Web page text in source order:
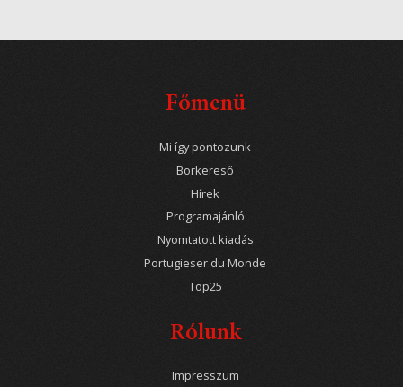
Főmenü
Mi így pontozunk
Borkereső
Hírek
Programajánló
Nyomtatott kiadás
Portugieser du Monde
Top25
Rólunk
Impresszum